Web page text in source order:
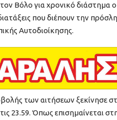
Βόλο για χρονικό διάστημα
που διέπουν την
Αυτοδιοίκησης.
των αιτήσεων ξεκίνησε
23.59. Όπως επισημαίνεται